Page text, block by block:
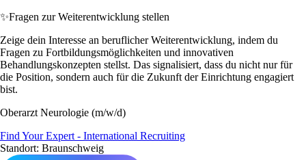
✨Fragen zur Weiterentwicklung stellen
Zeige dein Interesse an beruflicher Weiterentwicklung, indem du
Fragen zu Fortbildungsmöglichkeiten und innovativen
Behandlungskonzepten stellst. Das signalisiert, dass du nicht nur für
die Position, sondern auch für die Zukunft der Einrichtung engagiert
bist.
Oberarzt Neurologie (m/w/d)
Find Your Expert - International Recruiting
Standort: Braunschweig